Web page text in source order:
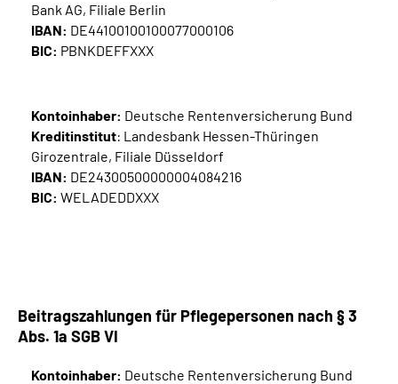
Bank AG, Filiale Berlin
IBAN: DE44100100100077000106
BIC: PBNKDEFFXXX
Kontoinhaber: Deutsche Rentenversicherung Bund
Kreditinstitut: Landesbank Hessen-Thüringen
Girozentrale, Filiale Düsseldorf
IBAN: DE24300500000004084216
BIC: WELADEDDXXX
Beitragszahlungen für Pflegepersonen nach § 3
Abs. 1a SGB VI
Kontoinhaber: Deutsche Rentenversicherung Bund